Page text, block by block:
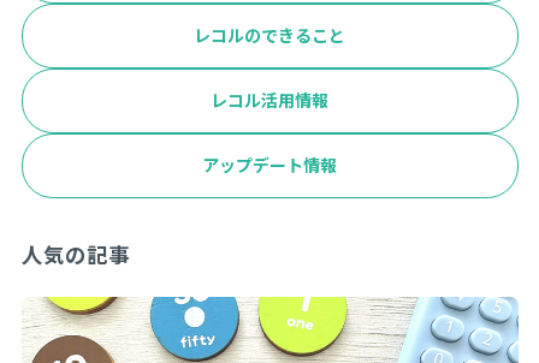
レコルのできること
レコル活用情報
アップデート情報
人気の記事